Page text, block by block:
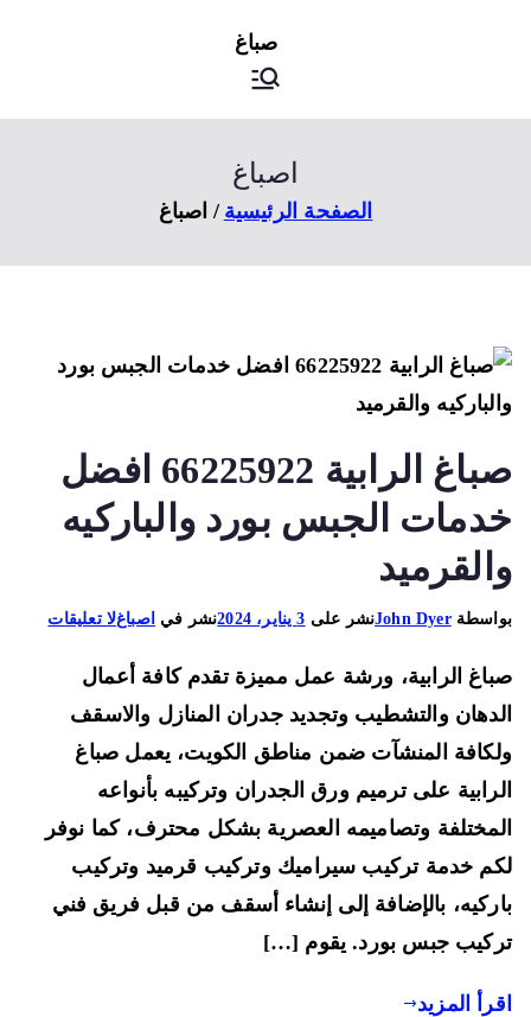
اصباغ
صباغ الكويت
اصباغ
الصفحة الرئيسية اصباغ
صباغ الرابية 66225922 افضل
الجبس بورد والباركيه
John Dyerنشر على3 يناير، 2024 نشر في اصباغلا تعليقاتعلى
خدمات
بورد
الرابية، ورشة عمل مميزة تقدم كافة أعمال
والتشطيب وتجديد جدران المنازل والاسقف
المنشآت ضمن مناطق الكويت، يعمل صباغ
على ترميم ورق الجدران وتركيبه بأنواعه
وتصاميمه العصرية بشكل محترف، كما نوفر
خدمة تركيب سيراميك وتركيب قرميد وتركيب
بالإضافة إلى إنشاء أسقف من قبل فريق فني
جبس بورد. يقوم […]
المزيد